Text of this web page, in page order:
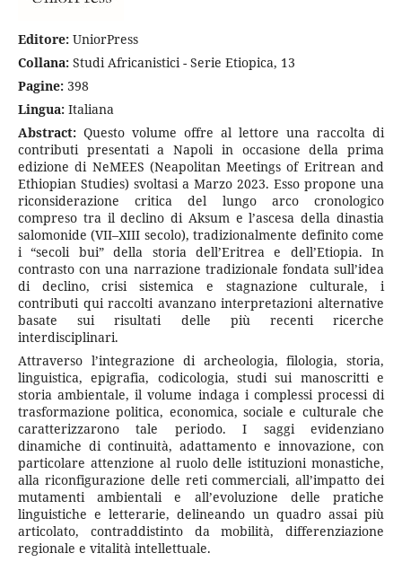
Editore:UniorPress
Collana:Studi Africanistici - Serie Etiopica, 13
Pagine:398
Lingua:Italiana
Abstract: Questo volume offre al lettore una raccolta di
contributi presentati a Napoli in occasione della prima
edizione di NeMEES (Neapolitan Meetings of Eritrean and
Ethiopian Studies) svoltasi a Marzo 2023. Esso propone una
riconsiderazione critica del lungo arco cronologico
compreso tra il declino di Aksum e l’ascesa della dinastia
salomonide (VII–XIII secolo), tradizionalmente definito come
i “secoli bui” della storia dell’Eritrea e dell’Etiopia. In
contrasto con una narrazione tradizionale fondata sull’idea
di declino, crisi sistemica e stagnazione culturale, i
contributi qui raccolti avanzano interpretazioni alternative
basate sui risultati delle più recenti ricerche
interdisciplinari.
Attraverso l’integrazione di archeologia, filologia, storia,
linguistica, epigrafia, codicologia, studi sui manoscritti e
storia ambientale, il volume indaga i complessi processi di
trasformazione politica, economica, sociale e culturale che
caratterizzarono tale periodo. I saggi evidenziano
dinamiche di continuità, adattamento e innovazione, con
particolare attenzione al ruolo delle istituzioni monastiche,
alla riconfigurazione delle reti commerciali, all’impatto dei
mutamenti ambientali e all’evoluzione delle pratiche
linguistiche e letterarie, delineando un quadro assai più
articolato, contraddistinto da mobilità, differenziazione
regionale e vitalità intellettuale.